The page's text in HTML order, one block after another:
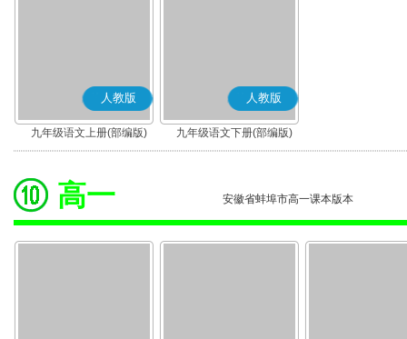
人教版
九年级语文上册(部编版)
人教版
九年级语文下册(部编版)
高一 安徽省蚌埠市高一课本版本